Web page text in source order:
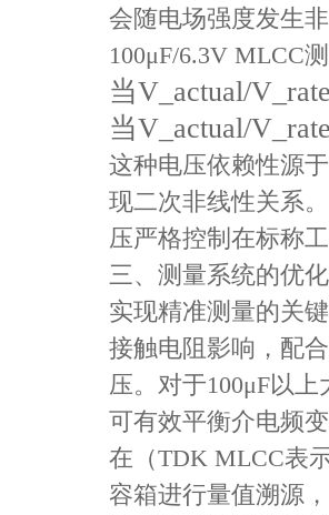
会随电场强度发生
100μF/6.3V MLCC
当V_actual/
当V_actual/
这种电压依赖性源
现二次非线性关系
压严格控制在标称
三、测量系统的优
实现精准测量的关
接触电阻影响，配
压。对于100μF以
可有效平衡介电频
在（TDK MLCC表
容箱进行量值溯源